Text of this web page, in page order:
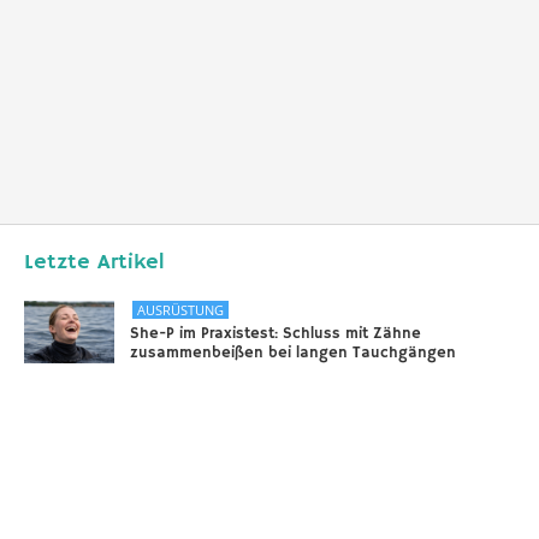
Letzte Artikel
AUSRÜSTUNG
She-P im Praxistest: Schluss mit Zähne
zusammenbeißen bei langen Tauchgängen